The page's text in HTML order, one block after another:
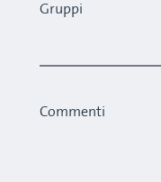
Gruppi
Commenti